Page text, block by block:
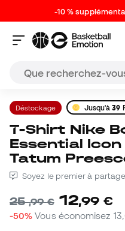
-10 %
Déstockage Jusqu'à39
T-Shirt Nike Boston Celtics
Essential
Tatum
Soyez le premier à
25,99 € 12,99 €
-50% Vous économisez